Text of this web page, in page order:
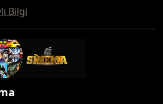
Bilgi